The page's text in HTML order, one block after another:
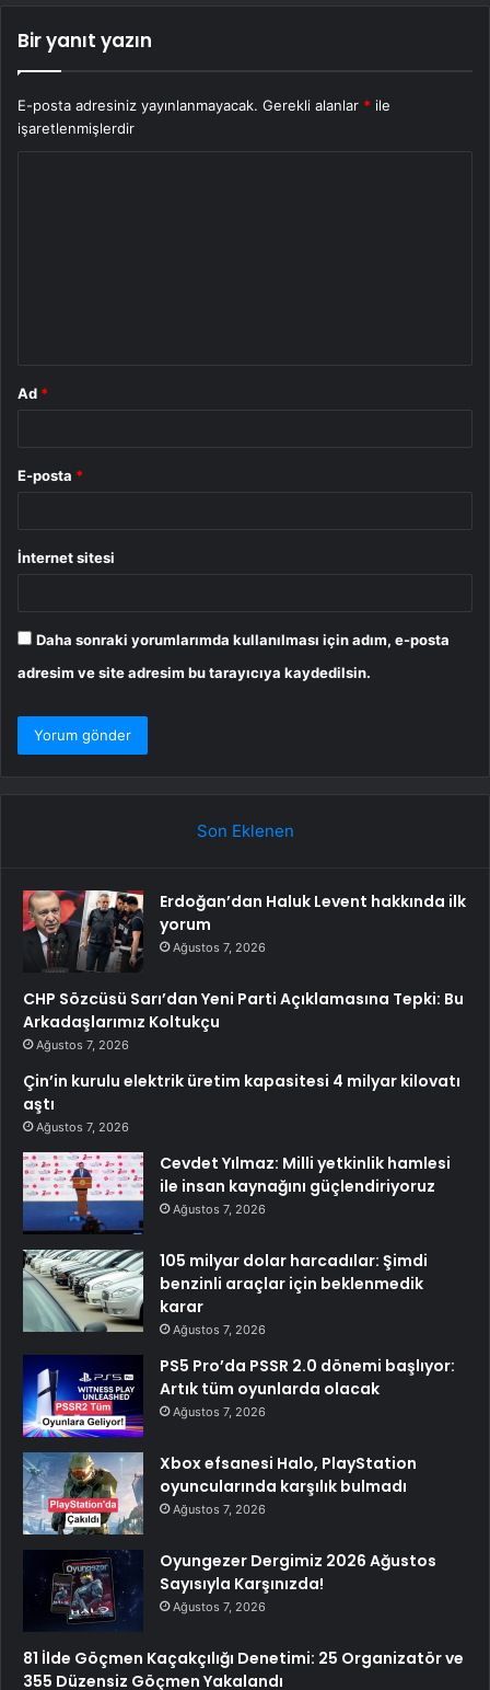
Bir yanıt yazın
E-posta adresiniz yayınlanmayacak. Gerekli alanlar * ile
işaretlenmişlerdir
Ad *
E-posta *
İnternet sitesi
Daha sonraki yorumlarımda kullanılması için adım, e-posta
adresim ve site adresim bu tarayıcıya kaydedilsin.
Son Eklenen
Erdoğan’dan Haluk Levent hakkında ilk
yorum
Ağustos 7, 2026
CHP Sözcüsü Sarı’dan Yeni Parti Açıklamasına Tepki: Bu
Arkadaşlarımız Koltukçu
Ağustos 7, 2026
Çin’in kurulu elektrik üretim kapasitesi 4 milyar kilovatı
aştı
Ağustos 7, 2026
Cevdet Yılmaz: Milli yetkinlik hamlesi
ile insan kaynağını güçlendiriyoruz
Ağustos 7, 2026
105 milyar dolar harcadılar: Şimdi
benzinli araçlar için beklenmedik
karar
Ağustos 7, 2026
PS5 Pro’da PSSR 2.0 dönemi başlıyor:
Artık tüm oyunlarda olacak
Ağustos 7, 2026
Xbox efsanesi Halo, PlayStation
oyuncularında karşılık bulmadı
Ağustos 7, 2026
Oyungezer Dergimiz 2026 Ağustos
Sayısıyla Karşınızda!
Ağustos 7, 2026
81 İlde Göçmen Kaçakçılığı Denetimi: 25 Organizatör ve
355 Düzensiz Göçmen Yakalandı